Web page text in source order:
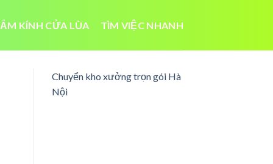
KÍNH CỬA LÙA TÌM VIỆC NHANH
Chuyển kho xưởng trọn gói Hà
Nội